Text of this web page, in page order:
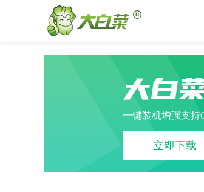
大白
一键装机增强支持
立即下载